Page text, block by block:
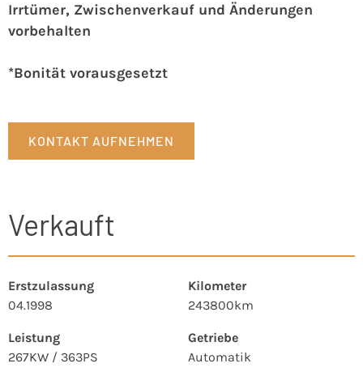
Irrtümer, Zwischenverkauf und Änderungen
vorbehalten
*Bonität vorausgesetzt
KONTAKT AUFNEHMEN
Verkauft
Erstzulassung
04.1998
Kilometer
243800km
Leistung
267KW / 363PS
Getriebe
Automatik